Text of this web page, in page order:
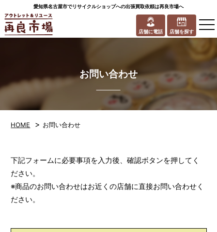
愛知県名古屋市でリサイクルショップへの出張買取依頼は再良市場へ
店舗に電話 店舗を探す
お問い合わせ
HOME > お問い合わせ
下記フォームに必要事項を入力後、確認ボタンを押してく
ださい。
※商品のお問い合わせはお近くの店舗に直接お問い合わせく
ださい。